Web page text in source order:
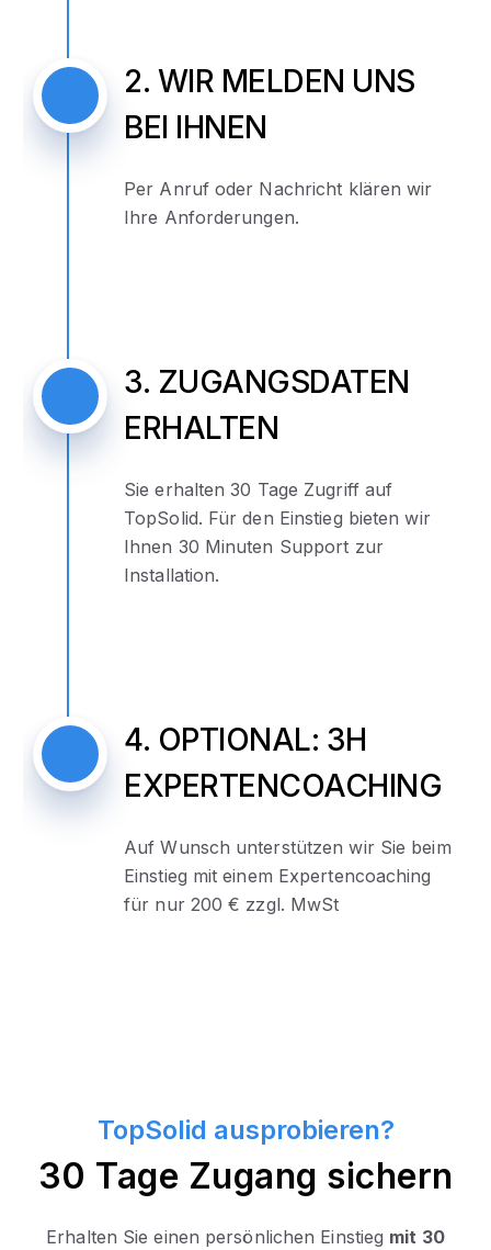
2. WIR MELDEN UNS
BEI IHNEN
Per Anruf oder Nachricht klären wir
Ihre Anforderungen.
3. ZUGANGSDATEN
ERHALTEN
Sie erhalten 30 Tage Zugriff auf
TopSolid. Für den Einstieg bieten wir
Ihnen 30 Minuten Support zur
Installation.
4. OPTIONAL: 3H
EXPERTENCOACHING
Auf Wunsch unterstützen wir Sie beim
Einstieg mit einem Expertencoaching
für nur 200 € zzgl. MwSt
TopSolid ausprobieren?
30 Tage Zugang sichern
Erhalten Sie einen persönlichen Einstieg mit 30